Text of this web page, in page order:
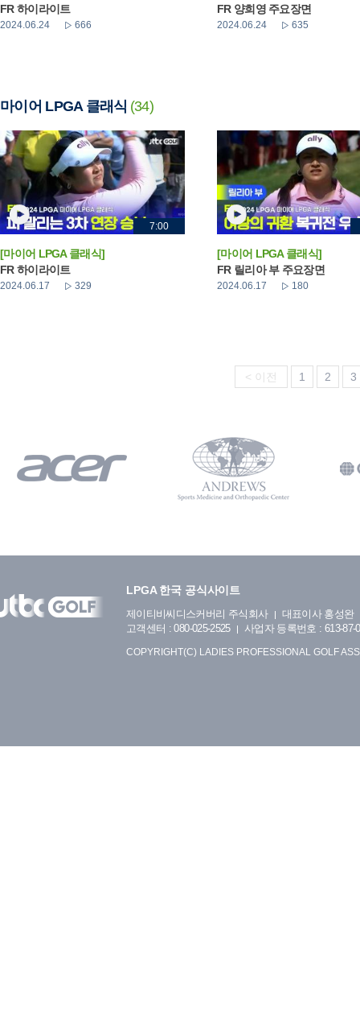
FR 하이라이트
2024.06.24 666
FR 양희영 주요장면
2024.06.24 635
마이어 LPGA 클래식 (34)
7:00
[마이어 LPGA 클래식]
FR 하이라이트
2024.06.17 329
[마이어 LPGA 클래식]
FR 릴리아 부 주요장면
2024.06.17 180
< 이전 1 2 3
LPGA 한국 공식사이트
제이티비씨디스커버리 주식회사
대표이사 홍성완
고객센터 : 080-025-2525
사업자 등록번호 : 613-87-
COPYRIGHT(C) LADIES PROFESSIONAL GOLF